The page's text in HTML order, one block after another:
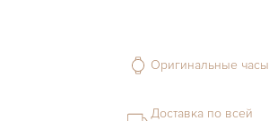
Оригинальные часы
Доставка по всей